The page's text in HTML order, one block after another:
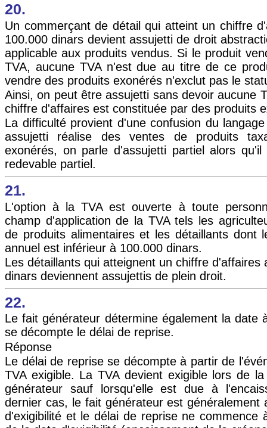
20.
Un commerçant de détail qui atteint un chiffre
100.000 dinars devient assujetti de droit
applicable aux produits vendus. Si le produit
TVA, aucune TVA n'est due au titre de ce
vendre des produits exonérés n'exclut pas le
Ainsi, on peut être assujetti sans devoir aucune
chiffre d'affaires est constituée par des produits
La difficulté provient d'une confusion du
assujetti réalise des ventes de produits
exonérés, on parle d'assujetti partiel alors
redevable partiel.
21.
L'option à la TVA est ouverte à toute
champ d'application de la TVA tels les
de produits alimentaires et les détaillants dont
annuel est inférieur à 100.000 dinars.
Les détaillants qui atteignent un chiffre d'affaires
dinars deviennent assujettis de plein droit.
22.
Le fait générateur détermine également la date
se décompte le délai de reprise.
Réponse
Le délai de reprise se décompte à partir de
TVA exigible. La TVA devient exigible lors de
générateur sauf lorsqu'elle est due à
dernier cas, le fait générateur est généralement
d'exigibilité et le délai de reprise ne commence